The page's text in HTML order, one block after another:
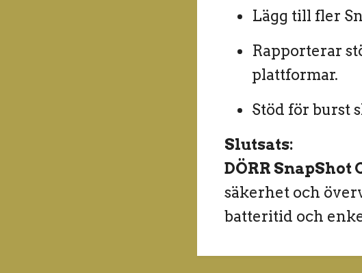
Lägg till fler
Rapporterar
plattformar.
Stöd för burst
Slutsats:
DÖRR
säkerhet och
batteritid och